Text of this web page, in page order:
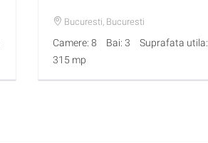
Bucuresti, Bucuresti
Camere: 8 Bai: 3
Suprafata utila:
315 mp